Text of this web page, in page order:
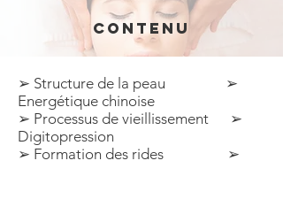
CONTENU
➢ Structure de la peau ➢
Energétique chinoise
➢ Processus de vieillissement ➢
Digitopression
➢ Formation des rides ➢